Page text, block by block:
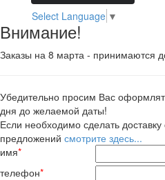
Select Language ▼
Внимание!
Заказы на 8 марта - принимаются
Убедительно просим Вас
дня до желаемой даты!
Если необходимо сделать
предложений смотрите здесь...
имя*
телефон*